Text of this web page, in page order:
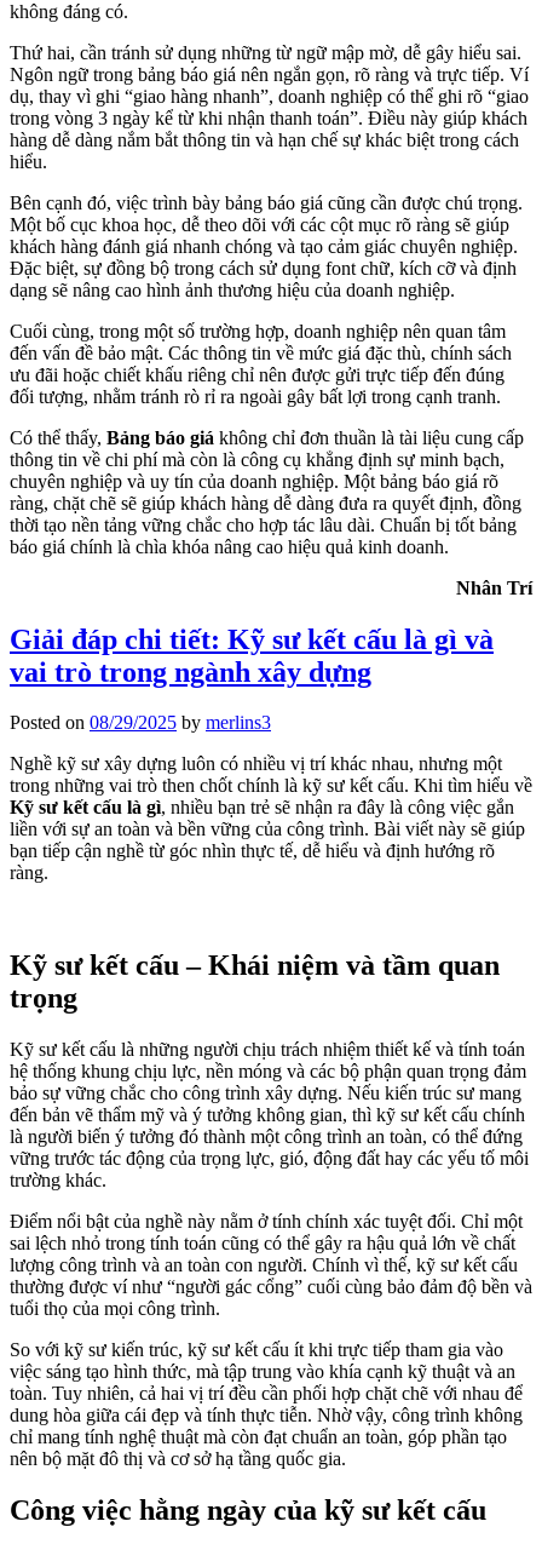
không đáng có.
Thứ hai, cần tránh sử dụng những từ ngữ mập mờ, dễ gây hiểu sai.
Ngôn ngữ trong bảng báo giá nên ngắn gọn, rõ ràng và trực tiếp. Ví
dụ, thay vì ghi “giao hàng nhanh”, doanh nghiệp có thể ghi rõ “giao
trong vòng 3 ngày kể từ khi nhận thanh toán”. Điều này giúp khách
hàng dễ dàng nắm bắt thông tin và hạn chế sự khác biệt trong cách
hiểu.
Bên cạnh đó, việc trình bày bảng báo giá cũng cần được chú trọng.
Một bố cục khoa học, dễ theo dõi với các cột mục rõ ràng sẽ giúp
khách hàng đánh giá nhanh chóng và tạo cảm giác chuyên nghiệp.
Đặc biệt, sự đồng bộ trong cách sử dụng font chữ, kích cỡ và định
dạng sẽ nâng cao hình ảnh thương hiệu của doanh nghiệp.
Cuối cùng, trong một số trường hợp, doanh nghiệp nên quan tâm
đến vấn đề bảo mật. Các thông tin về mức giá đặc thù, chính sách
ưu đãi hoặc chiết khấu riêng chỉ nên được gửi trực tiếp đến đúng
đối tượng, nhằm tránh rò rỉ ra ngoài gây bất lợi trong cạnh tranh.
Có thể thấy, Bảng báo giá không chỉ đơn thuần là tài liệu cung cấp
thông tin về chi phí mà còn là công cụ khẳng định sự minh bạch,
chuyên nghiệp và uy tín của doanh nghiệp. Một bảng báo giá rõ
ràng, chặt chẽ sẽ giúp khách hàng dễ dàng đưa ra quyết định, đồng
thời tạo nền tảng vững chắc cho hợp tác lâu dài. Chuẩn bị tốt bảng
báo giá chính là chìa khóa nâng cao hiệu quả kinh doanh.
Nhân Trí
Giải đáp chi tiết: Kỹ sư kết cấu là gì và
vai trò trong ngành xây dựng
Posted on 08/29/2025 by merlins3
Nghề kỹ sư xây dựng luôn có nhiều vị trí khác nhau, nhưng một
trong những vai trò then chốt chính là kỹ sư kết cấu. Khi tìm hiểu về
Kỹ sư kết cấu là gì, nhiều bạn trẻ sẽ nhận ra đây là công việc gắn
liền với sự an toàn và bền vững của công trình. Bài viết này sẽ giúp
bạn tiếp cận nghề từ góc nhìn thực tế, dễ hiểu và định hướng rõ
ràng.
Kỹ sư kết cấu – Khái niệm và tầm quan
trọng
Kỹ sư kết cấu là những người chịu trách nhiệm thiết kế và tính toán
hệ thống khung chịu lực, nền móng và các bộ phận quan trọng đảm
bảo sự vững chắc cho công trình xây dựng. Nếu kiến trúc sư mang
đến bản vẽ thẩm mỹ và ý tưởng không gian, thì kỹ sư kết cấu chính
là người biến ý tưởng đó thành một công trình an toàn, có thể đứng
vững trước tác động của trọng lực, gió, động đất hay các yếu tố môi
trường khác.
Điểm nổi bật của nghề này nằm ở tính chính xác tuyệt đối. Chỉ một
sai lệch nhỏ trong tính toán cũng có thể gây ra hậu quả lớn về chất
lượng công trình và an toàn con người. Chính vì thế, kỹ sư kết cấu
thường được ví như “người gác cổng” cuối cùng bảo đảm độ bền và
tuổi thọ của mọi công trình.
So với kỹ sư kiến trúc, kỹ sư kết cấu ít khi trực tiếp tham gia vào
việc sáng tạo hình thức, mà tập trung vào khía cạnh kỹ thuật và an
toàn. Tuy nhiên, cả hai vị trí đều cần phối hợp chặt chẽ với nhau để
dung hòa giữa cái đẹp và tính thực tiễn. Nhờ vậy, công trình không
chỉ mang tính nghệ thuật mà còn đạt chuẩn an toàn, góp phần tạo
nên bộ mặt đô thị và cơ sở hạ tầng quốc gia.
Công việc hằng ngày của kỹ sư kết cấu